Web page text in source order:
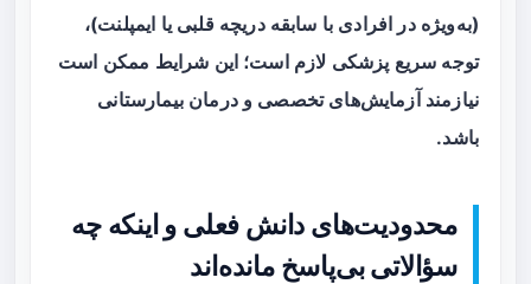
(به‌ویژه در افرادی با سابقه دریچه قلبی یا ایمپلنت)،
توجه سریع پزشکی لازم است؛ این شرایط ممکن است
نیازمند آزمایش‌های تخصصی و درمان بیمارستانی
باشد.
محدودیت‌های دانش فعلی و اینکه چه
سؤالاتی بی‌پاسخ مانده‌اند